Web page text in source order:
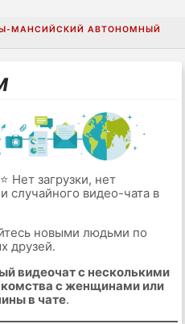
МАНСИЙСКИЙ АВТОНОМНЫЙ
Нет загрузки, нет
случайного видео-чата в
новыми людьми по
друзей.
видеочат с несколькими
с женщинами или
в чате.